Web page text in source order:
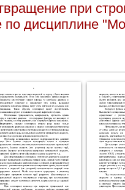
при
дисциплине